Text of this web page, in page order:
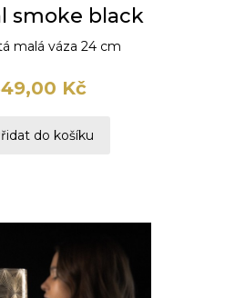
smoke black
malá váza 24 cm
Kč
do košíku